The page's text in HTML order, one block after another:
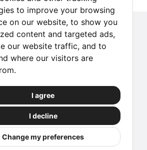
to improve your browsing
on our website, to show you
content and targeted ads,
our website traffic, and to
where our visitors are
I agree
I decline
Change my preferences